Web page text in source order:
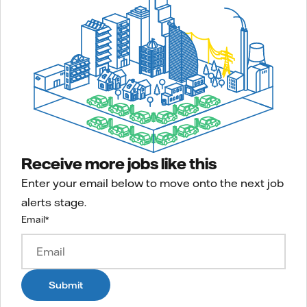
Receive more jobs like this
Enter your email below to move onto the next job
alerts stage.
Email*
Submit